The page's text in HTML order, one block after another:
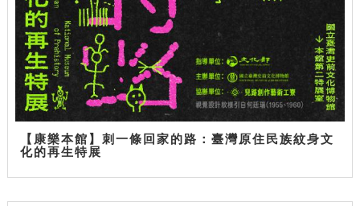
【康樂本館】刺一條回家的路：臺灣原住民族紋身文
化的再生特展